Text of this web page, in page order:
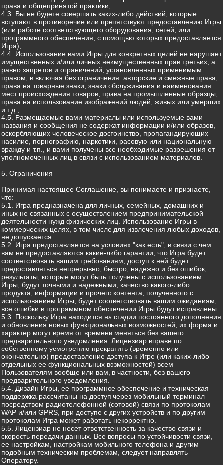
права и общепринятой практики;
4.3. Вы не будете совершать каких-либо действий, которые
вступают в противоречие или препятствуют предоставлению Игры
(или работе соответствующего оборудования, сетей, или
программного обеспечения, с помощью которых предоставляется
Игра);
4.4. Использование вами Игры для конкретных целей не нарушает
имущественных и/или личных неимущественных прав третьих, а
равно запретов и ограничений, установленных применимым
правом, в включая без ограничения: авторские и смежные права,
права на товарные знаки, знаки обслуживания и наименования
мест происхождения товаров, права на промышленные образцы,
права на использование изображений людей, живых или умерших
и т.д.;
4.5. Размещаемые вами материалы или используемые вами
названия и сообщения не содержат информации и/или образов,
оскорбляющих человеческое достоинство, пропагандирующих
насилие, порнографию, наркотики, расовую или национальную
вражду и т.п., и вами получены все необходимые разрешения от
уполномоченных лиц в связи с использованием материалов.
5. Ограничения
Принимая настоящее Соглашение, вы понимаете и признаете,
что:
5.1. Игра предназначена для личных, семейных, домашних и
иных не связанных с осуществлением предпринимательской
деятельности нужд физических лиц. Использование Игры в
коммерческих целях, в том числе для извлечения любых доходов,
не допускается.
5.2. Игра предоставляется на условиях "как есть", в связи с чем
вам не предоставляются какие-либо гарантии, что Игра будет
соответствовать вашим требованиям; доступ к ней будет
предоставляться непрерывно, быстро, надежно и без ошибок;
результаты, которые могут быть получены с использованием
Игры, будут точными и надежными; качество какого-либо
продукта, информации и прочего контента, полученного с
использованием Игры, будет соответствовать вашим ожиданиям;
все ошибки в программном обеспечении Игры будут исправлены.
5.3. Поскольку Игра находится на стадии постоянного дополнения
и обновления новых функциональных возможностей, их форма и
характер могут время от времени меняться без вашего
предварительного уведомления. Лицензиар вправе по
собственному усмотрению прекратить (временно или
окончательно) предоставление доступа к Игре (или каких-либо
отдельных ее функциональных возможностей) всем
Пользователям вообще или вам, в частности, без вашего
предварительного уведомления.
5.4. Дизайн Игры, ее программное обеспечение и техническая
поддержка рассчитаны на доступ через мобильный терминал
посредством радиотелефонной (сотовой) связи по протоколам
WAP и/или GPRS, при доступе с других устройств и по другим
протоколам Игра может работать некорректно.
5.5. Лицензиар не несет ответственность за качество связи и
скорость передачи данных. Все вопросы по устойчивости связи,
ее настройкам, настройкам мобильного телефона и другим
подобным техническим проблемам, следует направлять
Оператору.